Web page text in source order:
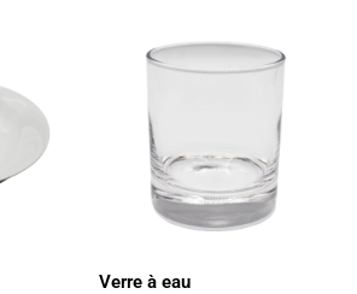
Verre à eau